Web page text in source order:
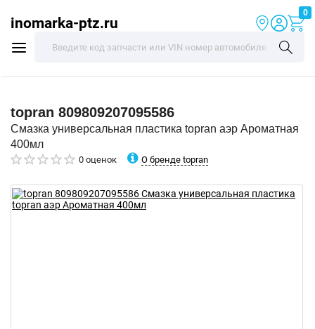
inomarka-ptz.ru
0
topran 809809207095586
Смазка универсальная пластика topran аэр Ароматная
400мл
0 оценок О бренде topran